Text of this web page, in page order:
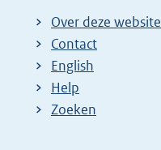
Over deze website
Contact
English
Help
Zoeken